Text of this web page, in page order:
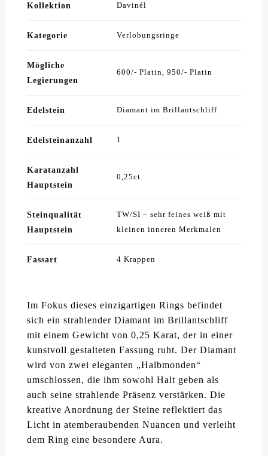
Kollektion Davinél
Kategorie Verlobungsringe
Mögliche
Legierungen
600/- Platin, 950/- Platin
Edelstein Diamant im Brillantschliff
Edelsteinanzahl 1
Karatanzahl
Hauptstein
0,25ct.
Steinqualität
Hauptstein
TW/SI – sehr feines weiß mit
kleinen inneren Merkmalen
Fassart 4 Krappen
Im Fokus dieses einzigartigen Rings befindet
sich ein strahlender Diamant im Brillantschliff
mit einem Gewicht von 0,25 Karat, der in einer
kunstvoll gestalteten Fassung ruht. Der Diamant
wird von zwei eleganten „Halbmonden“
umschlossen, die ihm sowohl Halt geben als
auch seine strahlende Präsenz verstärken. Die
kreative Anordnung der Steine reflektiert das
Licht in atemberaubenden Nuancen und verleiht
dem Ring eine besondere Aura.